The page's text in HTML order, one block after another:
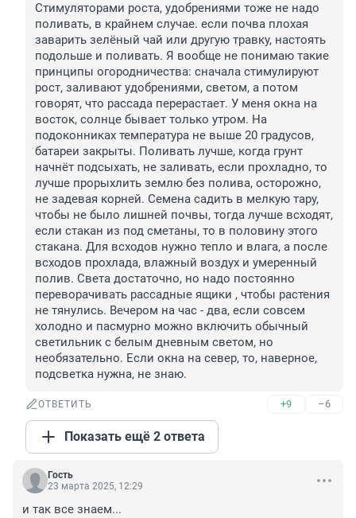
Стимуляторами роста, удобрениями тоже не надо
поливать, в крайнем случае. если почва плохая
заварить зелёный чай или другую травку, настоять
подольше и поливать. Я вообще не понимаю такие
принципы огородничества: сначала стимулируют
рост, заливают удобрениями, светом, а потом
говорят, что рассада перерастает. У меня окна на
восток, солнце бывает только утром. На
подоконниках температура не выше 20 градусов,
батареи закрыты. Поливать лучше, когда грунт
начнёт подсыхать, не заливать, если прохладно, то
лучше прорыхлить землю без полива, осторожно,
не задевая корней. Семена садить в мелкую тару,
чтобы не было лишней почвы, тогда лучше всходят,
если стакан из под сметаны, то в половину этого
стакана. Для всходов нужно тепло и влага, а после
всходов прохлада, влажный воздух и умеренный
полив. Света достаточно, но надо постоянно
переворачивать рассадные ящики , чтобы растения
не тянулись. Вечером на час - два, если совсем
холодно и пасмурно можно включить обычный
светильник с белым дневным светом, но
необязательно. Если окна на север, то, наверное,
подсветка нужна, не знаю.
ОТВЕТИТЬ +9 –6
Показать ещё 2 ответа
Гость
23 марта 2025, 12:29
и так все знаем...